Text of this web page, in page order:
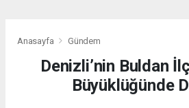
Anasayfa Gündem
Denizli’nin Buldan
Büyüklüğünde